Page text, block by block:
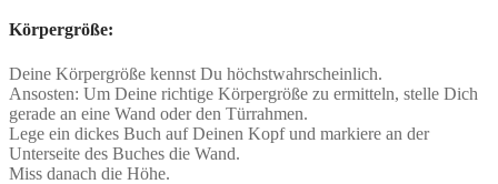
Körpergröße:
Deine Körpergröße kennst Du höchstwahrscheinlich.
Ansosten: Um Deine richtige Körpergröße zu ermitteln, stelle Dich
gerade an eine Wand oder den Türrahmen.
Lege ein dickes Buch auf Deinen Kopf und markiere an der
Unterseite des Buches die Wand.
Miss danach die Höhe.